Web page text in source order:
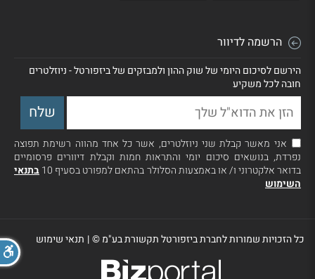
הרשמה לדיוור
הירשם לסיכום היומי של שוק ההון ולמבזקים של ביזפורטל - ניוזלטרים
חובה לכל משקיע
אני מאשר קבלת שני ניוזלטרים, אשר כל אחד מהווה רשימת תפוצה
נפרדת, בנושאים סיכום יומי והתראות חמות וקבלת דיוורים פרסומיים
בדואר אלקטרוני ו/ או באמצעות הסלולר בהתאם למפורט בסעיף 10
בתנאי
השימוש
כל הזכויות שמורות לחברת ביזפורטל תקשורת בע"מ ©| תנאי שימוש